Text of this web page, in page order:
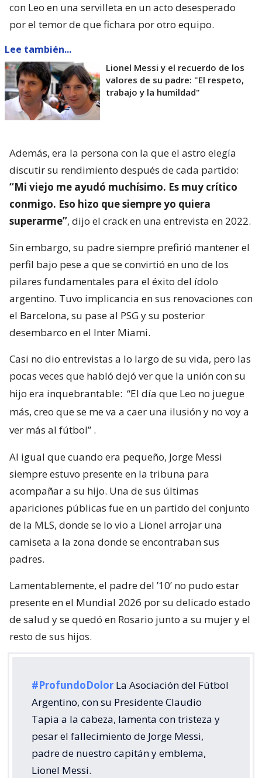
con Leo en una servilleta en un acto desesperado
por el temor de que fichara por otro equipo.
Lee también...
Lionel Messi y el recuerdo de los
valores de su padre: "El respeto,
trabajo y la humildad"
Además, era la persona con la que el astro elegía
discutir su rendimiento después de cada partido:
“Mi viejo me ayudó muchísimo. Es muy crítico
conmigo. Eso hizo que siempre yo quiera
superarme”, dijo el crack en una entrevista en 2022.
Sin embargo, su padre siempre prefirió mantener el
perfil bajo pese a que se convirtió en uno de los
pilares fundamentales para el éxito del ídolo
argentino. Tuvo implicancia en sus renovaciones con
el Barcelona, su pase al PSG y su posterior
desembarco en el Inter Miami.
Casi no dio entrevistas a lo largo de su vida, pero las
pocas veces que habló dejó ver que la unión con su
hijo era inquebrantable: “El día que Leo no juegue
más, creo que se me va a caer una ilusión y no voy a
ver más al fútbol” .
Al igual que cuando era pequeño, Jorge Messi
siempre estuvo presente en la tribuna para
acompañar a su hijo. Una de sus últimas
apariciones públicas fue en un partido del conjunto
de la MLS, donde se lo vio a Lionel arrojar una
camiseta a la zona donde se encontraban sus
padres.
Lamentablemente, el padre del ’10’ no pudo estar
presente en el Mundial 2026 por su delicado estado
de salud y se quedó en Rosario junto a su mujer y el
resto de sus hijos.
#ProfundoDolor La Asociación del Fútbol
Argentino, con su Presidente Claudio
Tapia a la cabeza, lamenta con tristeza y
pesar el fallecimiento de Jorge Messi,
padre de nuestro capitán y emblema,
Lionel Messi.